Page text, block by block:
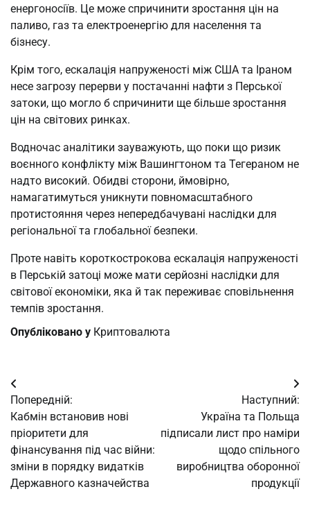
енергоносіїв. Це може спричинити зростання цін на
паливо, газ та електроенергію для населення та
бізнесу.
Крім того, ескалація напруженості між США та Іраном
несе загрозу перерви у постачанні нафти з Перської
затоки, що могло б спричинити ще більше зростання
цін на світових ринках.
Водночас аналітики зауважують, що поки що ризик
воєнного конфлікту між Вашингтоном та Тегераном не
надто високий. Обидві сторони, ймовірно,
намагатимуться уникнути повномасштабного
протистояння через непередбачувані наслідки для
регіональної та глобальної безпеки.
Проте навіть короткострокова ескалація напруженості
в Перській затоці може мати серйозні наслідки для
світової економіки, яка й так переживає сповільнення
темпів зростання.
Опубліковано у Криптовалюта
Навігація
записів
Попередній:
Кабмін встановив нові
пріоритети для
фінансування під час війни:
зміни в порядку видатків
Державного казначейства
Наступний:
Україна та Польща
підписали лист про наміри
щодо спільного
виробництва оборонної
продукції